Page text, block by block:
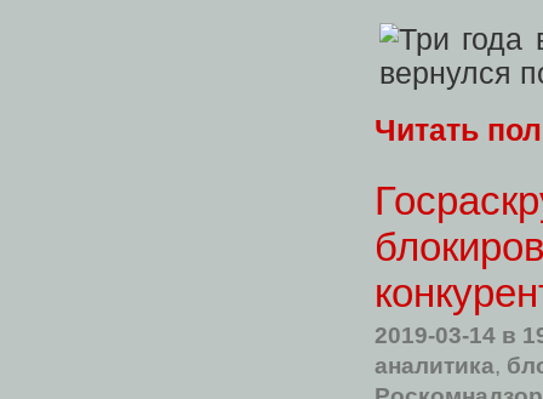
Читать
2019-03-14 в
аналитика,